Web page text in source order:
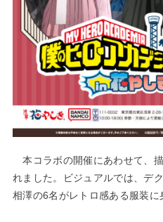
本コラボの開催にあわせて、
れました。ビジュアルでは、デ
相澤の6名がレトロ感ある服装に